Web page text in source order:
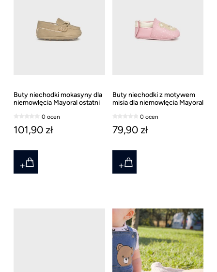
Buty niechodki mokasyny dla
niemowlęcia Mayoral ostatni
0 ocen
101,90 zł
Buty niechodki z motywem
misia dla niemowlęcia Mayoral
0 ocen
79,90 zł